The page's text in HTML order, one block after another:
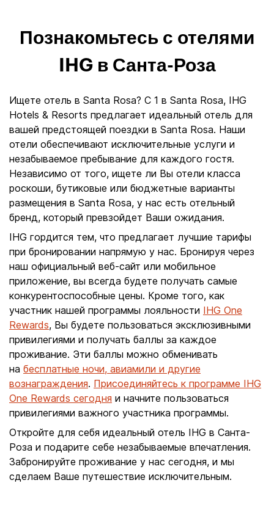
Познакомьтесь с отелями
IHG в Санта-Роза
Ищете отель в Santa Rosa? С 1 в Santa Rosa, IHG
Hotels & Resorts предлагает идеальный отель для
вашей предстоящей поездки в Santa Rosa. Наши
отели обеспечивают исключительные услуги и
незабываемое пребывание для каждого гостя.
Независимо от того, ищете ли Вы отели класса
роскоши, бутиковые или бюджетные варианты
размещения в Santa Rosa, у нас есть отельный
бренд, который превзойдет Ваши ожидания.
IHG гордится тем, что предлагает лучшие тарифы
при бронировании напрямую у нас. Бронируя через
наш официальный веб-сайт или мобильное
приложение, вы всегда будете получать самые
конкурентоспособные цены. Кроме того, как
участник нашей программы лояльности IHG One
Rewards, Вы будете пользоваться эксклюзивными
привилегиями и получать баллы за каждое
проживание. Эти баллы можно обменивать
на бесплатные ночи, авиамили и другие
вознаграждения. Присоединяйтесь к программе IHG
One Rewards сегодня и начните пользоваться
привилегиями важного участника программы.
Откройте для себя идеальный отель IHG в Санта-
Роза и подарите себе незабываемые впечатления.
Забронируйте проживание у нас сегодня, и мы
сделаем Ваше путешествие исключительным.